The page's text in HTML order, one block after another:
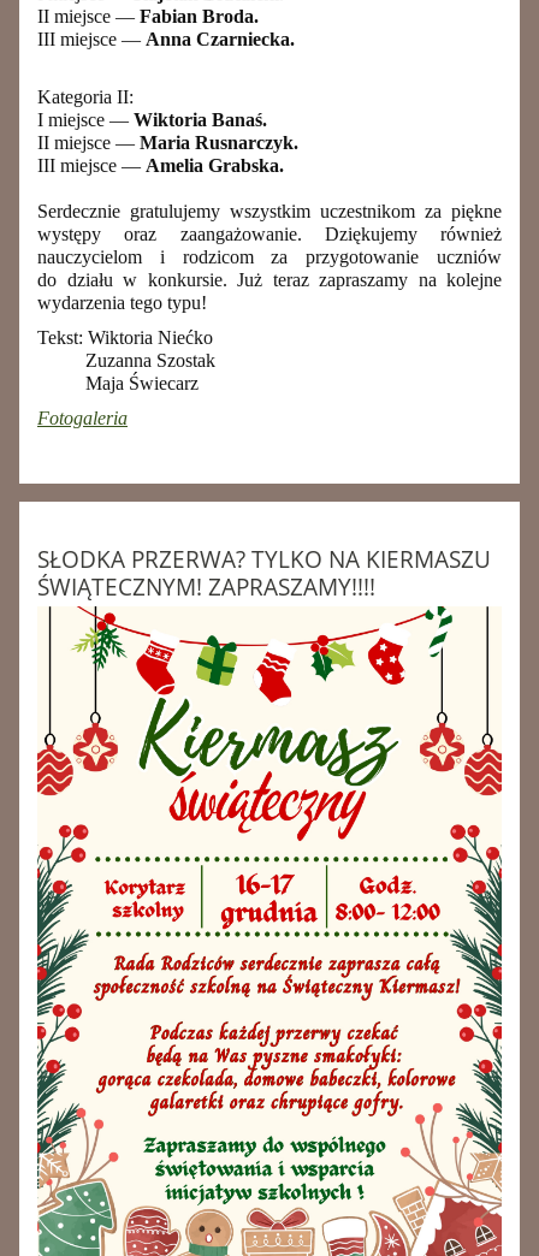
II miejsce — Fabian Broda.
III miejsce — Anna Czarniecka.
Kategoria II:
I miejsce — Wiktoria Banaś.
II miejsce — Maria Rusnarczyk.
III miejsce — Amelia Grabska.
Serdecznie gratulujemy wszystkim uczestnikom za piękne
występy oraz zaangażowanie. Dziękujemy również
nauczycielom i rodzicom za przygotowanie uczniów
do działu w konkursie. Już teraz zapraszamy na kolejne
wydarzenia tego typu!
Tekst: Wiktoria Niećko
Zuzanna Szostak
Maja Świecarz
Fotogaleria
SŁODKA PRZERWA? TYLKO NA KIERMASZU
ŚWIĄTECZNYM! ZAPRASZAMY!!!!